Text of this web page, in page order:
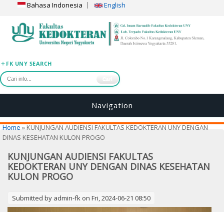
Bahasa Indonesia English
FK UNY SEARCH
Navigation
You are here
Home » KUNJUNGAN AUDIENSI FAKULTAS KEDOKTERAN UNY DENGAN
DINAS KESEHATAN KULON PROGO
KUNJUNGAN AUDIENSI FAKULTAS
KEDOKTERAN UNY DENGAN DINAS KESEHATAN
KULON PROGO
Submitted by admin-fk on Fri, 2024-06-21 08:50